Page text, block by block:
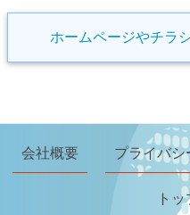
ホームページやチラ
会社概要 プライバ
ト